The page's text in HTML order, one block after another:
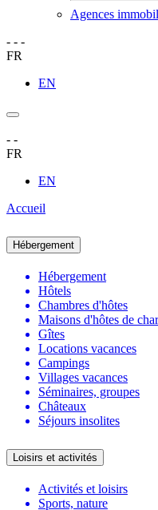
Agences
- - -
FR
EN
- -
FR
EN
Accueil
Hébergement
Hébergement
Hôtels
Chambres d'hôtes
Maisons d'hôtes de
Gîtes
Locations vacances
Campings
Villages vacances
Séminaires, groupes
Châteaux
Séjours insolites
Loisirs et activités
Activités et loisirs
Sports, nature